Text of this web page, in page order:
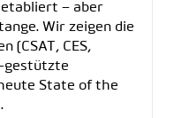
– aber
Wir zeigen die
(CSAT, CES,
gestützte
State of the